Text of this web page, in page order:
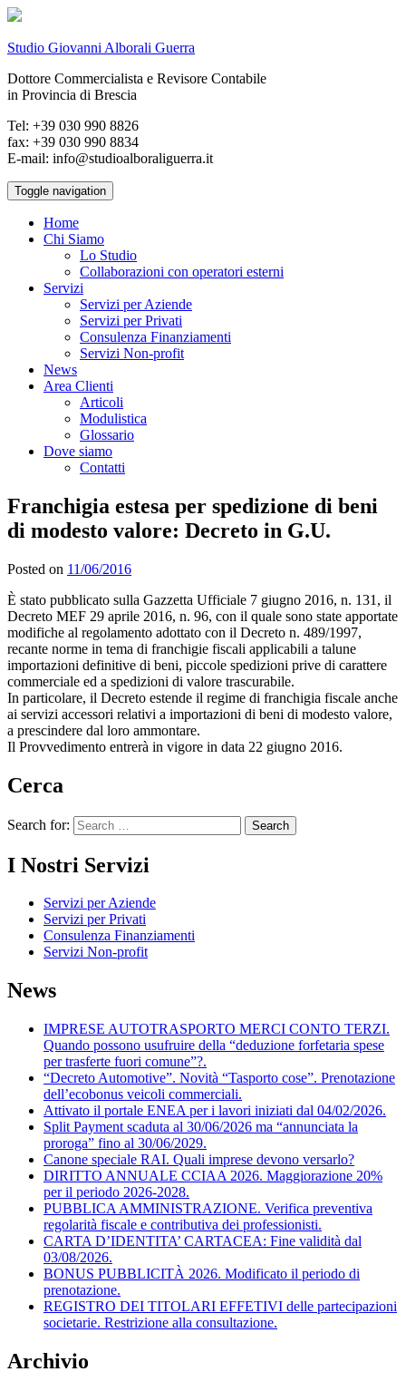
Studio Giovanni Alborali Guerra
Dottore Commercialista e Revisore Contabile
in Provincia di Brescia
Tel: +39 030 990 8826
fax: +39 030 990 8834
E-mail: info@studioalboraliguerra.it
Toggle navigation
Home
Chi Siamo
Lo Studio
Collaborazioni con operatori esterni
Servizi
Servizi per Aziende
Servizi per Privati
Consulenza Finanziamenti
Servizi Non-profit
News
Area Clienti
Articoli
Modulistica
Glossario
Dove siamo
Contatti
Franchigia estesa per spedizione di beni
di modesto valore: Decreto in G.U.
Posted on 11/06/2016
È stato pubblicato sulla Gazzetta Ufficiale 7 giugno 2016, n. 131, il
Decreto MEF 29 aprile 2016, n. 96, con il quale sono state apportate
modifiche al regolamento adottato con il Decreto n. 489/1997,
recante norme in tema di franchigie fiscali applicabili a talune
importazioni definitive di beni, piccole spedizioni prive di carattere
commerciale ed a spedizioni di valore trascurabile.
In particolare, il Decreto estende il regime di franchigia fiscale anche
ai servizi accessori relativi a importazioni di beni di modesto valore,
a prescindere dal loro ammontare.
Il Provvedimento entrerà in vigore in data 22 giugno 2016.
Cerca
Search for:
I Nostri Servizi
Servizi per Aziende
Servizi per Privati
Consulenza Finanziamenti
Servizi Non-profit
News
IMPRESE AUTOTRASPORTO MERCI CONTO TERZI.
Quando possono usufruire della “deduzione forfetaria spese
per trasferte fuori comune”?.
“Decreto Automotive”. Novità “Tasporto cose”. Prenotazione
dell’ecobonus veicoli commerciali.
Attivato il portale ENEA per i lavori iniziati dal 04/02/2026.
Split Payment scaduta al 30/06/2026 ma “annunciata la
proroga” fino al 30/06/2029.
Canone speciale RAI. Quali imprese devono versarlo?
DIRITTO ANNUALE CCIAA 2026. Maggiorazione 20%
per il periodo 2026-2028.
PUBBLICA AMMINISTRAZIONE. Verifica preventiva
regolarità fiscale e contributiva dei professionisti.
CARTA D’IDENTITA’ CARTACEA: Fine validità dal
03/08/2026.
BONUS PUBBLICITÀ 2026. Modificato il periodo di
prenotazione.
REGISTRO DEI TITOLARI EFFETIVI delle partecipazioni
societarie. Restrizione alla consultazione.
Archivio